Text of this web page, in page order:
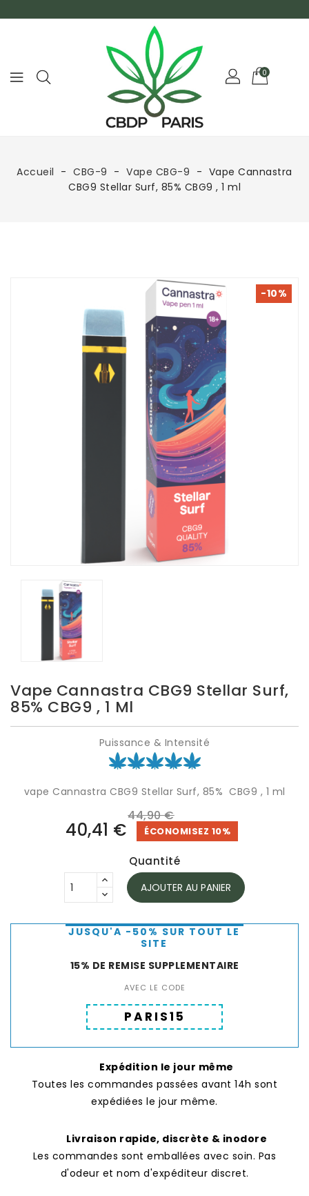
0
Accueil CBG-9 Vape CBG-9
Vape Cannastra
CBG9 Stellar Surf, 85% CBG9 , 1 ml
-10%
Vape Cannastra CBG9 Stellar Surf,
85% CBG9 , 1 Ml
Puissance & Intensité
vape Cannastra CBG9 Stellar Surf, 85% CBG9 , 1 ml
44,90 €
40,41 € ÉCONOMISEZ 10%
Quantité
AJOUTER AU PANIER
JUSQU'A -50% SUR TOUT LE
SITE
15% DE REMISE SUPPLEMENTAIRE
AVEC LE CODE
PARIS15
Expédition le jour même
Toutes les commandes passées avant 14h sont
expédiées le jour même.
Livraison rapide, discrète & inodore
Les commandes sont emballées avec soin. Pas
d'odeur et nom d'expéditeur discret.